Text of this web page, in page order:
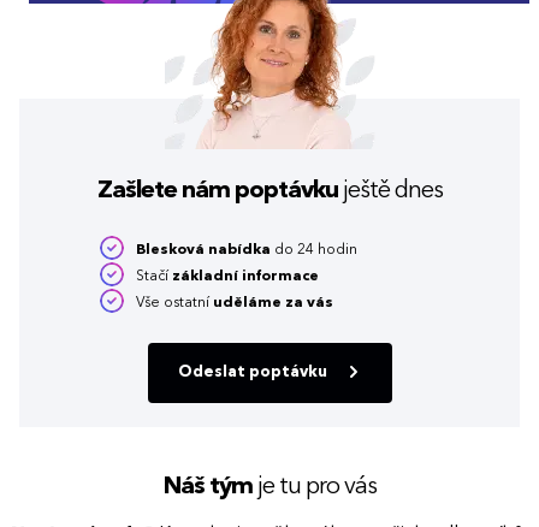
Zašlete nám poptávku ještě dnes
Blesková nabídka do 24 hodin
Stačí základní informace
Vše ostatní uděláme za vás
Odeslat poptávku
Náš týmje tu pro vás